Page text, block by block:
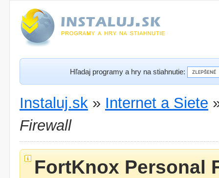
Hľadaj programy a hry na stiahnutie:
Instaluj.sk » Internet a Siete
Firewall
FortKnox Personal